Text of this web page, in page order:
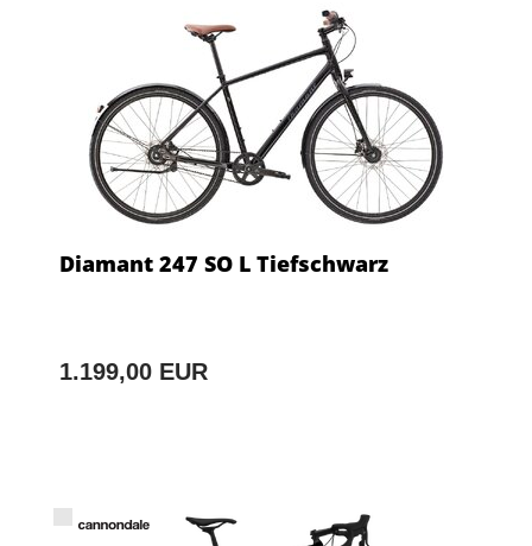
Diamant 247 SO L Tiefschwarz
1.199,00 EUR